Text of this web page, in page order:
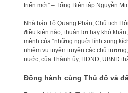
triển mới” – Tổng Biên tập Nguyễn
Nhà báo Tô Quang Phán, Chủ tịch
điều kiện nào, thuận lợi hay khó
mệnh của “những người lính xung
nhiệm vụ tuyên truyền các chủ
nước, của Thành ủy, HĐND, UBND
Đồng hành cùng Thủ đô và